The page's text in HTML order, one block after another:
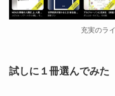
充実のラ
試しに１冊選んでみた